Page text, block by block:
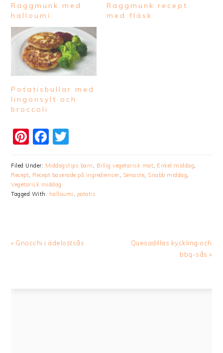
Raggmunk med
halloumi
Raggmunk recept
med fläsk
Potatisbullar med
lingonsylt och
broccoli
Pinterest
Facebook
Filed Under: Middagstips barn , Billig vegetarisk mat, Enkel middag,
Recept, Recept baserade på ingredienser, Senaste, Snabb middag,
Vegetarisk middag
Tagged With: halloumi , potatis
Previous
« Gnocchi i ädelostsås
Next
Quesadillas kyckling och
bbq-sås »